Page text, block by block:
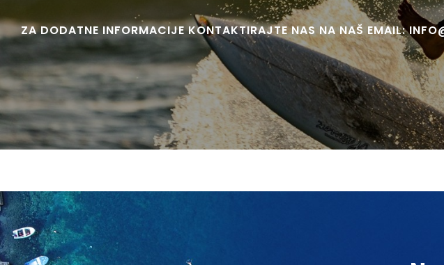
ZA DODATNE INFORMACIJE KONTAKTIRAJTE NAS NA NAŠ EMAIL: